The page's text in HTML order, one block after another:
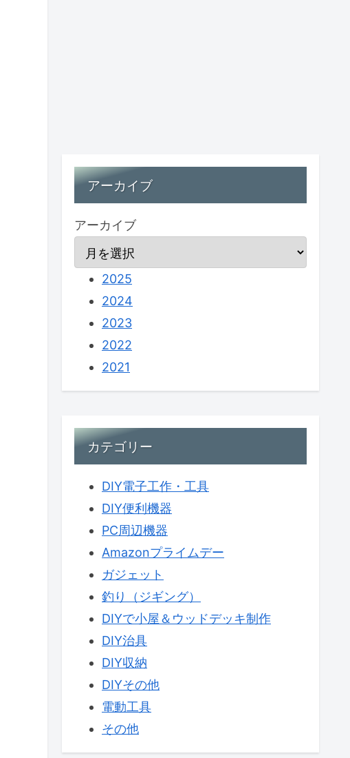
アーカイブ
アーカイブ
2025
2024
2023
2022
2021
カテゴリー
DIY電子工作・工具
DIY便利機器
PC周辺機器
Amazonプライムデー
ガジェット
釣り（ジギング）
DIYで小屋＆ウッドデッキ制作
DIY治具
DIY収納
DIYその他
電動工具
その他